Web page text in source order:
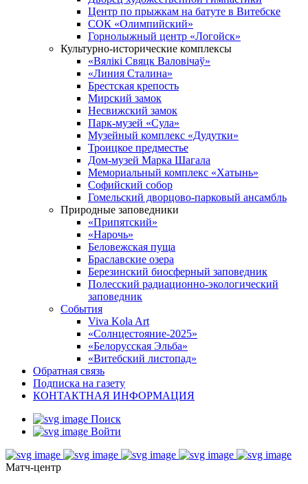
Центр по прыжкам на батуте в Витебске
СОК «Олимпийский»
Горнолыжный центр «Логойск»
Культурно-исторические комплексы
«Вялікі Свяцк Валовічаў»
«Линия Сталина»
Брестская крепость
Мирский замок
Несвижский замок
Парк-музей «Сула»
Музейный комплекс «Дудутки»
Троицкое предместье
Дом-музей Марка Шагала
Мемориальный комплекс «Хатынь»
Софийский собор
Гомельский дворцово-парковый ансамбль
Природные заповедники
«Припятский»
«Нарочь»
Беловежская пуща
Браславские озера
Березинский биосферный заповедник
Полесский радиационно-экологический
заповедник
События
Viva Kola Art
«Солнцестояние-2025»
«Белорусская Эльба»
«Витебский листопад»
Обратная связь
Подписка на газету
КОНТАКТНАЯ ИНФОРМАЦИЯ
Поиск
Войти
Матч-центр